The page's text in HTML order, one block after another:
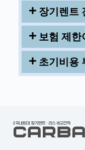
장기렌트
보험 제한
초기비용